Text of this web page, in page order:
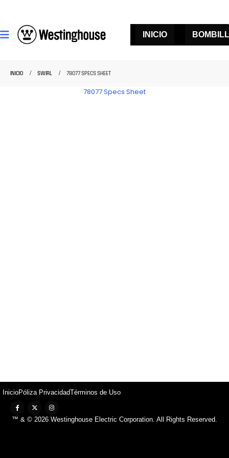
INICIO
INICIO SWIRL 78077 SPECS SHEET
78077 Specs Sheet
InicioPóliza PrivacidadTérminos de Uso
™ & © 2026 Westinghouse Electric Corporation. All Rights Reserved.